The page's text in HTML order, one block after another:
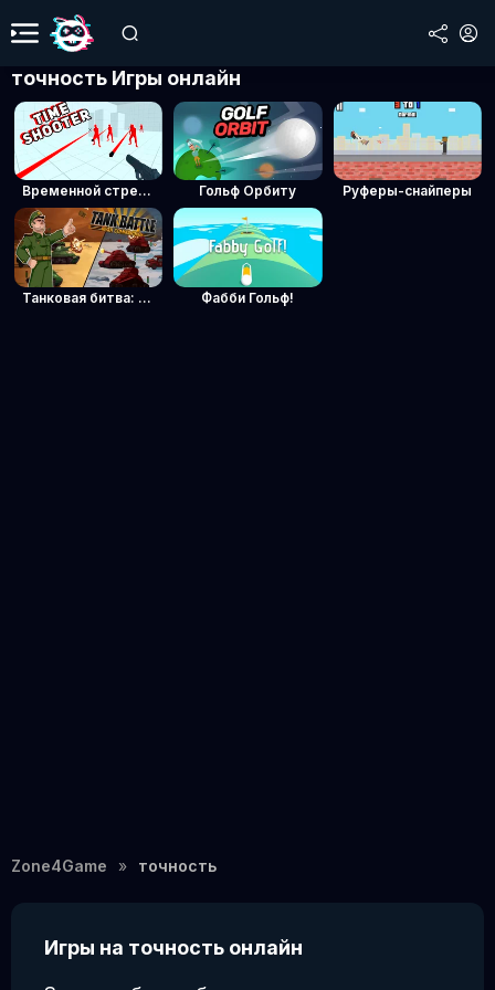
точность Игры онлайн
Временной стрелок Гольф Орбиту Руферы-снайперы
Танковая битва: Военный командир Фабби Гольф!
Zone4Game точность
Игры на точность онлайн